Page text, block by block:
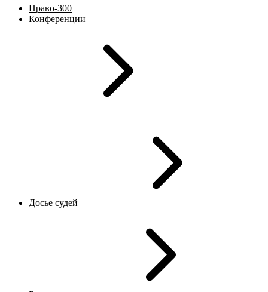
Право-300
Конференции
Досье судей